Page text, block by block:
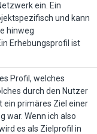
ein. Ein
und kann
hinweg
Erhebungsprofil ist
Profil, welches
durch den Nutzer
primäres Ziel einer
war. Wenn ich also
es als Zielprofil in